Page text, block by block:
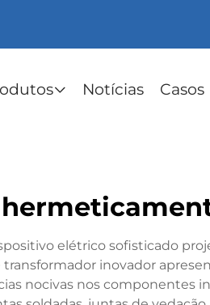
Notícias Casos
elétrico sofisticado
inovador
nocivas nos